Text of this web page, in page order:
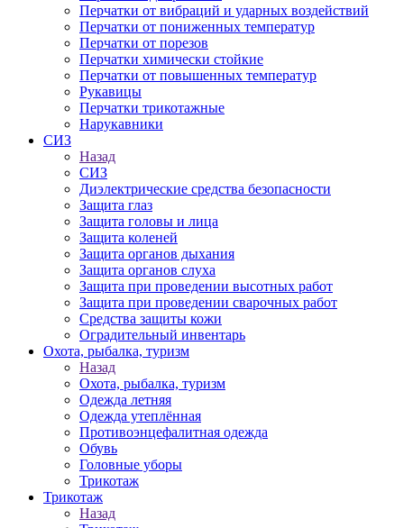
Перчатки от вибраций и ударных воздействий
Перчатки от пониженных температур
Перчатки от порезов
Перчатки химически стойкие
Перчатки от повышенных температур
Рукавицы
Перчатки трикотажные
Нарукавники
СИЗ
Назад
СИЗ
Диэлектрические средства безопасности
Защита глаз
Защита головы и лица
Защита коленей
Защита органов дыхания
Защита органов слуха
Защита при проведении высотных работ
Защита при проведении сварочных работ
Средства защиты кожи
Оградительный инвентарь
Охота, рыбалка, туризм
Назад
Охота, рыбалка, туризм
Одежда летняя
Одежда утеплённая
Противоэнцефалитная одежда
Обувь
Головные уборы
Трикотаж
Трикотаж
Назад